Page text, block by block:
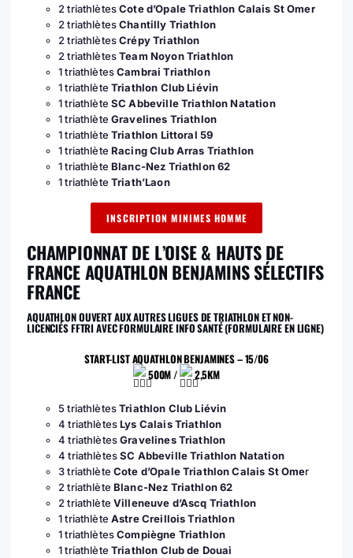
2 triathlètesCote d’Opale Triathlon Calais St Omer
2 triathlètesChantilly Triathlon
2 triathlètesCrépy Triathlon
2 triathlètesTeam Noyon Triathlon
1 triathlètesCambrai Triathlon
1 triathlèteTriathlon Club Liévin
1 triathlèteSC Abbeville Triathlon Natation
1 triathlèteGravelines Triathlon
1 triathlèteTriathlon Littoral 59
1 triathlèteRacing Club Arras Triathlon
1 triathlèteBlanc-Nez Triathlon 62
1 triathlèteTriath’Laon
INSCRIPTION MINIMES HOMME
CHAMPIONNAT DE L’OISE & HAUTS DE
FRANCE AQUATHLON BENJAMINS SÉLECTIFS
FRANCE
AQUATHLON OUVERT AUX AUTRES LIGUES DE TRIATHLON ET NON-
LICENCIÉS FFTRI AVEC FORMULAIRE INFO SANTÉ (FORMULAIRE EN LIGNE)
START-LIST AQUATHLON BENJAMINES – 15/06
500M /
2,5KM
5 triathlètesTriathlon Club Liévin
4 triathlètesLys Calais Triathlon
4 triathlètesGravelines Triathlon
4 triathlètesSC Abbeville Triathlon Natation
3 triathlèteCote d’Opale Triathlon Calais St Omer
2 triathlèteBlanc-Nez Triathlon 62
2 triathlèteVilleneuve d’Ascq Triathlon
1 triathlèteAstre Creillois Triathlon
1 triathlètesCompiègne Triathlon
1 triathlèteTriathlon Club de Douai